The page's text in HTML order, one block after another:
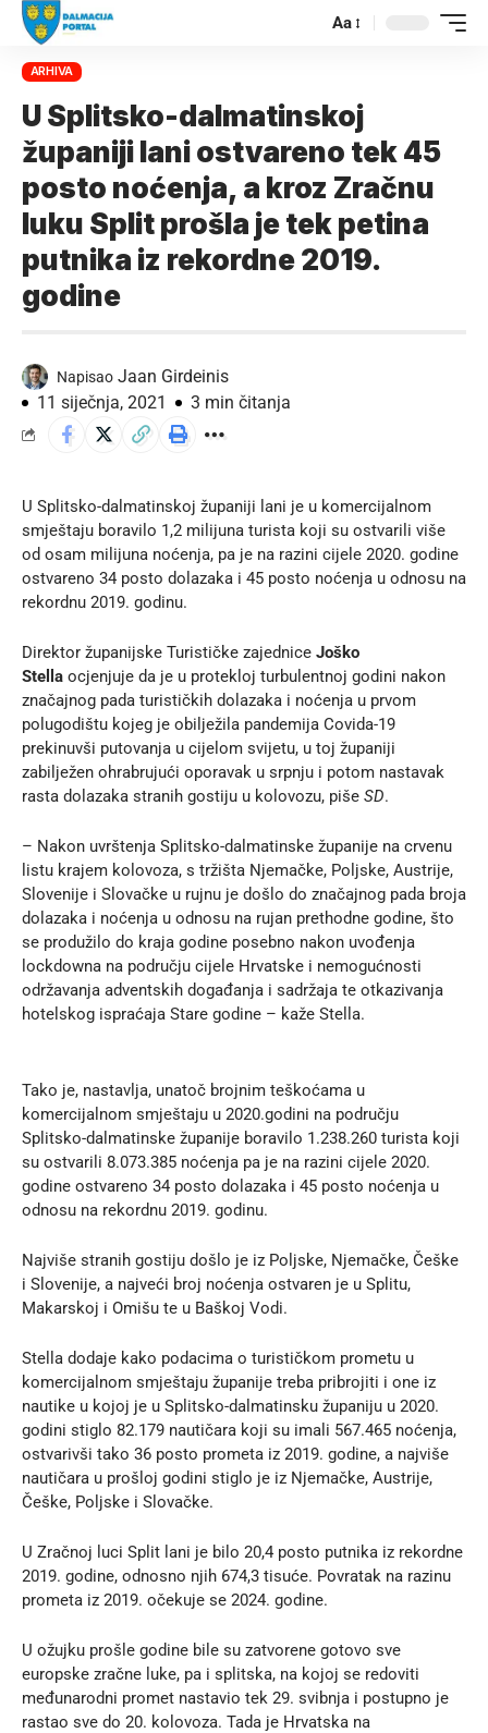
Aa
ARHIVA
U Splitsko-dalmatinskoj
županiji lani ostvareno tek 45
posto noćenja, a kroz Zračnu
luku Split prošla je tek petina
putnika iz rekordne 2019.
godine
Napisao Jaan Girdeinis
11 siječnja, 2021
3 min čitanja
U Splitsko-dalmatinskoj županiji lani je u komercijalnom
smještaju boravilo 1,2 milijuna turista koji su ostvarili više
od osam milijuna noćenja, pa je na razini cijele 2020. godine
ostvareno 34 posto dolazaka i 45 posto noćenja u odnosu na
rekordnu 2019. godinu.
Direktor županijske Turističke zajednice Joško
Stella ocjenjuje da je u protekloj turbulentnoj godini nakon
značajnog pada turističkih dolazaka i noćenja u prvom
polugodištu kojeg je obilježila pandemija Covida-19
prekinuvši putovanja u cijelom svijetu, u toj županiji
zabilježen ohrabrujući oporavak u srpnju i potom nastavak
rasta dolazaka stranih gostiju u kolovozu, piše SD.
– Nakon uvrštenja Splitsko-dalmatinske županije na crvenu
listu krajem kolovoza, s tržišta Njemačke, Poljske, Austrije,
Slovenije i Slovačke u rujnu je došlo do značajnog pada broja
dolazaka i noćenja u odnosu na rujan prethodne godine, što
se produžilo do kraja godine posebno nakon uvođenja
lockdowna na području cijele Hrvatske i nemogućnosti
održavanja adventskih događanja i sadržaja te otkazivanja
hotelskog ispraćaja Stare godine – kaže Stella.
Tako je, nastavlja, unatoč brojnim teškoćama u
komercijalnom smještaju u 2020.godini na području
Splitsko-dalmatinske županije boravilo 1.238.260 turista koji
su ostvarili 8.073.385 noćenja pa je na razini cijele 2020.
godine ostvareno 34 posto dolazaka i 45 posto noćenja u
odnosu na rekordnu 2019. godinu.
Najviše stranih gostiju došlo je iz Poljske, Njemačke, Češke
i Slovenije, a najveći broj noćenja ostvaren je u Splitu,
Makarskoj i Omišu te u Baškoj Vodi.
Stella dodaje kako podacima o turističkom prometu u
komercijalnom smještaju županije treba pribrojiti i one iz
nautike u kojoj je u Splitsko-dalmatinsku županiju u 2020.
godini stiglo 82.179 nautičara koji su imali 567.465 noćenja,
ostvarivši tako 36 posto prometa iz 2019. godine, a najviše
nautičara u prošloj godini stiglo je iz Njemačke, Austrije,
Češke, Poljske i Slovačke.
U Zračnoj luci Split lani je bilo 20,4 posto putnika iz rekordne
2019. godine, odnosno njih 674,3 tisuće. Povratak na razinu
prometa iz 2019. očekuje se 2024. godine.
U ožujku prošle godine bile su zatvorene gotovo sve
europske zračne luke, pa i splitska, na kojoj se redoviti
međunarodni promet nastavio tek 29. svibnja i postupno je
rastao sve do 20. kolovoza. Tada je Hrvatska na